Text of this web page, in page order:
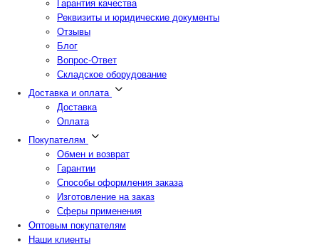
Гарантия качества
Реквизиты и юридические документы
Отзывы
Блог
Вопрос-Ответ
Складское оборудование
Доставка и оплата
Доставка
Оплата
Покупателям
Обмен и возврат
Гарантии
Способы оформления заказа
Изготовление на заказ
Сферы применения
Оптовым покупателям
Наши клиенты